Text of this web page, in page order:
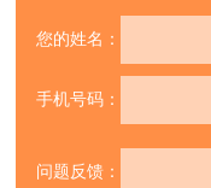
您的姓名：
手机号码：
问题反馈：